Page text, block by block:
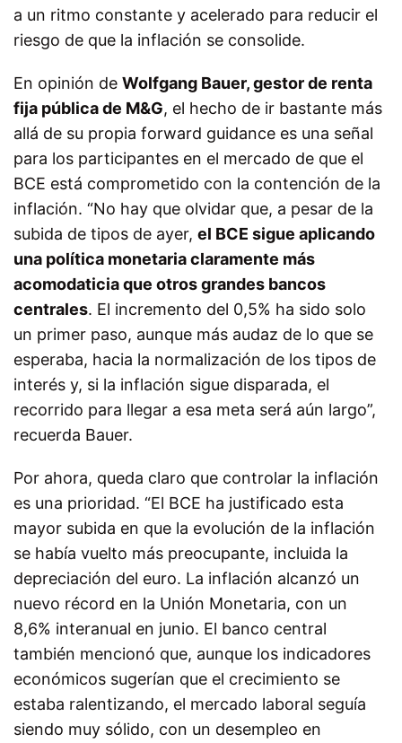
a un ritmo constante y acelerado para reducir el
riesgo de que la inflación se consolide.
En opinión de Wolfgang Bauer, gestor de renta
fija pública de M&G, el hecho de ir bastante más
allá de su propia forward guidance es una señal
para los participantes en el mercado de que el
BCE está comprometido con la contención de la
inflación. “No hay que olvidar que, a pesar de la
subida de tipos de ayer, el BCE sigue aplicando
una política monetaria claramente más
acomodaticia que otros grandes bancos
centrales. El incremento del 0,5% ha sido solo
un primer paso, aunque más audaz de lo que se
esperaba, hacia la normalización de los tipos de
interés y, si la inflación sigue disparada, el
recorrido para llegar a esa meta será aún largo”,
recuerda Bauer.
Por ahora, queda claro que controlar la inflación
es una prioridad. “El BCE ha justificado esta
mayor subida en que la evolución de la inflación
se había vuelto más preocupante, incluida la
depreciación del euro. La inflación alcanzó un
nuevo récord en la Unión Monetaria, con un
8,6% interanual en junio. El banco central
también mencionó que, aunque los indicadores
económicos sugerían que el crecimiento se
estaba ralentizando, el mercado laboral seguía
siendo muy sólido, con un desempleo en